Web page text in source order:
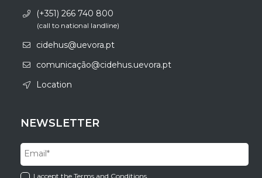
(+351) 266 740 800
(call to national landline)
cidehus@uevora.pt
comunicação@cidehus.uevora.pt
Location
NEWSLETTER
I accept the Terms and Conditions.